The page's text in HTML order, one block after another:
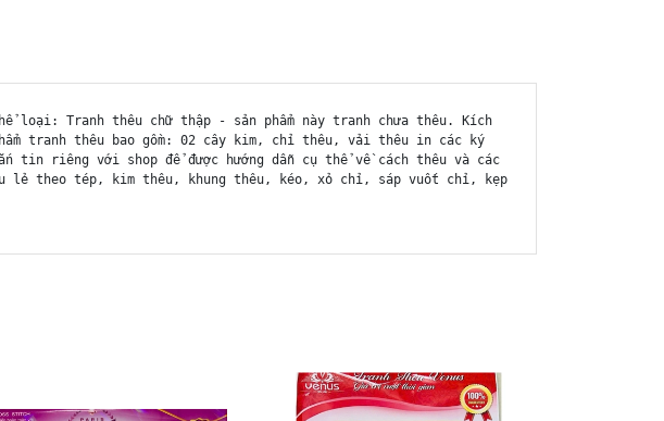
loại: Tranh thêu chữ thập - sản phẩm này tranh chưa thêu. Kích
tranh thêu bao gồm: 02 cây kim, chỉ thêu, vải thêu in các ký
tin riêng với shop để được hướng dẫn cụ thể về cách thêu và các
lẻ theo tép, kim thêu, khung thêu, kéo, xỏ chỉ, sáp vuốt chỉ, kẹp